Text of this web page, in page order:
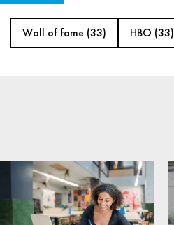
Wall of fame (33) HBO (33)